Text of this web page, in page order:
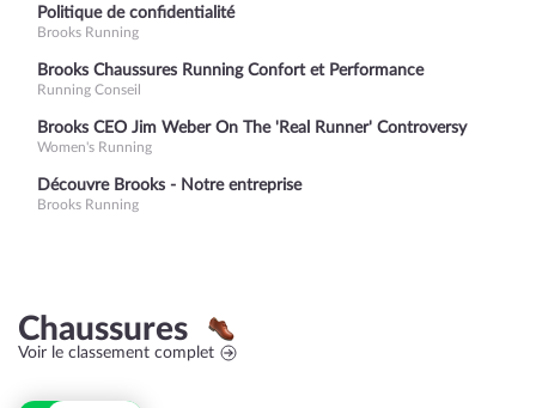
Politique de confidentialité
Brooks Running
Brooks Chaussures Running Confort et Performance
Running Conseil
Brooks CEO Jim Weber On The 'Real Runner' Controversy
Women's Running
Découvre Brooks - Notre entreprise
Brooks Running
Chaussures
Voir le classement complet